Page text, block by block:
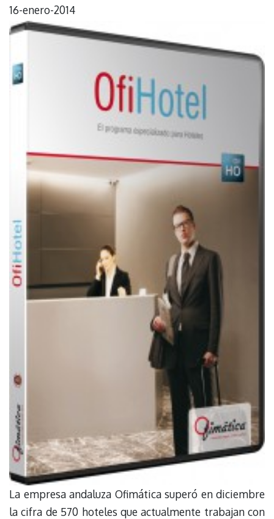
16-enero-2014
La empresa andaluza Ofimática superó en diciembre
la cifra de 570 hoteles que actualmente trabajan con